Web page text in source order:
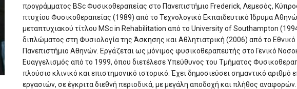
προγράμματος BSc Φυσικοθεραπείας στο Πανεπιστήμιο Frederick, Λεμεσός,
πτυχίου Φυσικοθεραπείας (1989) από το Τεχνολογικό Εκπαιδευτικό Ίδρυμα
μεταπτυχιακού τίτλου MSc in Rehabilitation από το University of Southampton
διπλώματος στη Φυσιολογία της Άσκησης και Αθλητιατρική (2006) από το Εθνικό
Πανεπιστήμιο Αθηνών. Εργάζεται ως μόνιμος φυσικοθεραπευτής στο Γενικό
Ευαγγελισμός από το 1999, όπου διετέλεσε Υπεύθυνος του Τμήματος
πλούσιο κλινικό και επιστημονικό ιστορικό. Έχει δημοσιεύσει σημαντικό αριθμό
εργασιών, σε έγκριτα διεθνή περιοδικά, με μεγάλη αποδοχή και πλήθος